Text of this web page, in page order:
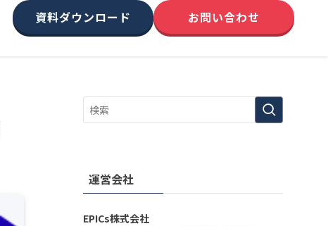
資料ダウンロード お問い合わせ
運営会社
EPICs株式会社